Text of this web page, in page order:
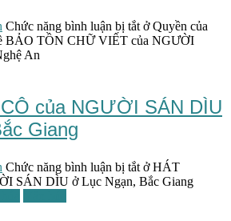
Chức năng bình luận bị tắt ở Quyền của
BẢO TỒN CHỮ VIẾT của NGƯỜI
An
của NGƯỜI SÁN DÌU
Giang
Chức năng bình luận bị tắt ở HÁT
SÁN DÌU ở Lục Ngạn, Bắc Giang